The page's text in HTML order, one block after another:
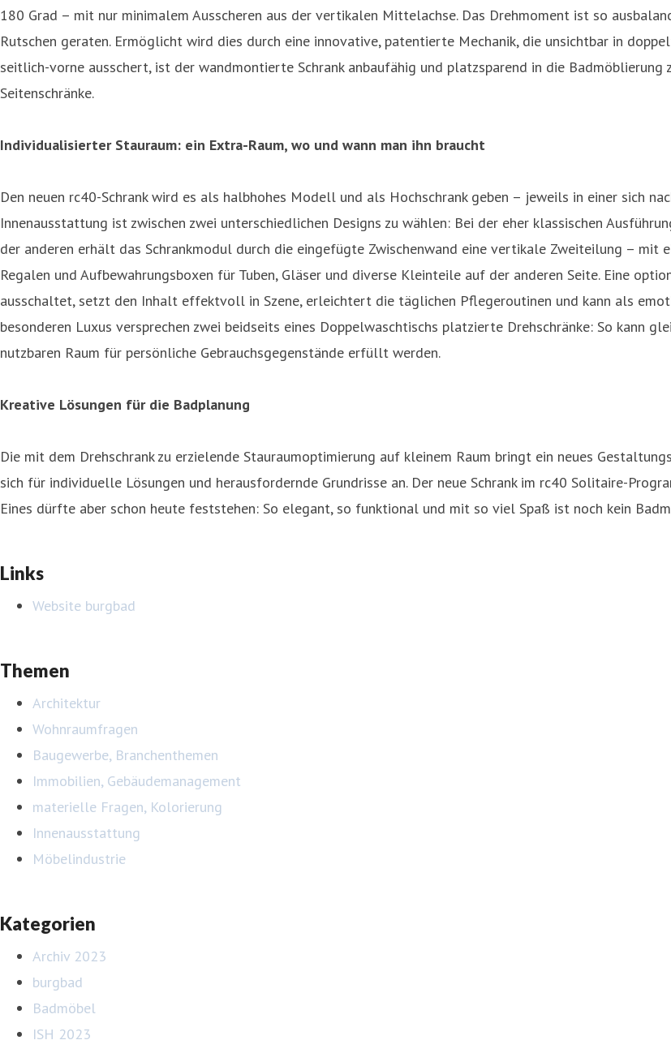
180 Grad – mit nur minimalem Ausscheren aus der vertikalen Mittelachse. Das Drehmoment ist so
Rutschen geraten. Ermöglicht wird dies durch eine innovative, patentierte Mechanik, die unsichtbar in
seitlich-vorne ausschert, ist der wandmontierte Schrank anbaufähig und platzsparend in die
Seitenschränke.
Individualisierter Stauraum: ein Extra-Raum, wo und wann man ihn braucht
Den neuen rc40-Schrank wird es als halbhohes Modell und als Hochschrank geben – jeweils in einer sich
Innenausstattung ist zwischen zwei unterschiedlichen Designs zu wählen: Bei der eher klassischen
der anderen erhält das Schrankmodul durch die eingefügte Zwischenwand eine vertikale Zweiteilung – mit
Regalen und Aufbewahrungsboxen für Tuben, Gläser und diverse Kleinteile auf der anderen Seite. Eine
ausschaltet, setzt den Inhalt effektvoll in Szene, erleichtert die täglichen Pflegeroutinen und kann als
besonderen Luxus versprechen zwei beidseits eines Doppelwaschtischs platzierte Drehschränke: So kann
nutzbaren Raum für persönliche Gebrauchsgegenstände erfüllt werden.
Kreative Lösungen für die Badplanung
Die mit dem Drehschrank zu erzielende Stauraumoptimierung auf kleinem Raum bringt ein neues
sich für individuelle Lösungen und herausfordernde Grundrisse an. Der neue Schrank im rc40 Solitaire-
Eines dürfte aber schon heute feststehen: So elegant, so funktional und mit so viel Spaß ist noch kein
Links
Website burgbad
Themen
Architektur
Wohnraumfragen
Baugewerbe, Branchenthemen
Immobilien, Gebäudemanagement
materielle Fragen, Kolorierung
Innenausstattung
Möbelindustrie
Kategorien
Archiv 2023
burgbad
Badmöbel
ISH 2023